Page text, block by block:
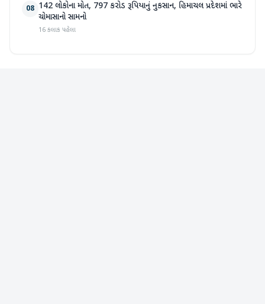
08 142 લોકોના મોત, 797 કરોડ રૂપિયાનું નુકસાન, હિમાચલ પ્રદેશમાં ભારે
ચોમાસાનો સામનો
16 કલાક પહેલા